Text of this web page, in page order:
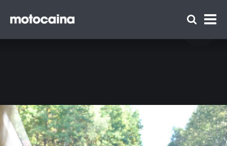
Honda HR-V - zdjęcie 4
// ????????????????????????????????????
Zespół Motocaina
Regulamin